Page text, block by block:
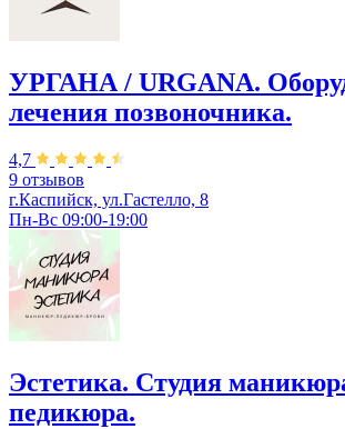
УРГАНА / URGANA.
лечения позвоночника.
4,7
9 отзывов
г.Каспийск, ул.Гастелло, 8
Пн-Вс 09:00-19:00
Эстетика. Студия
педикюра.